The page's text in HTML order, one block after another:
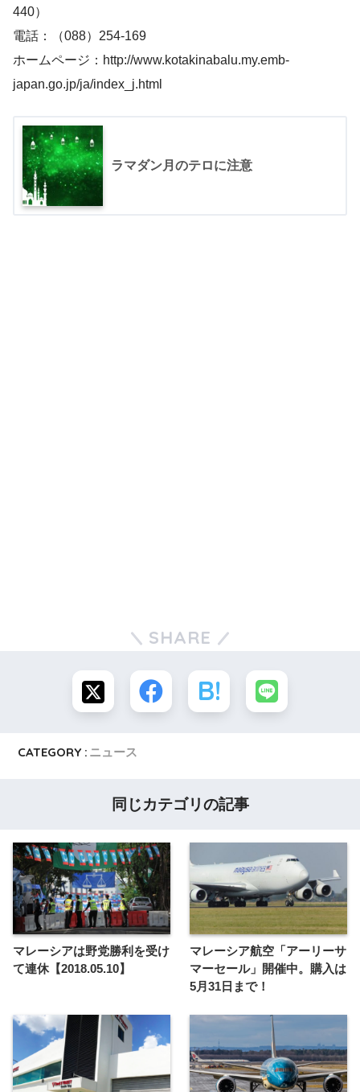
440）
電話：（088）254-169
ホームページ：http://www.kotakinabalu.my.emb-
japan.go.jp/ja/index_j.html
ラマダン月のテロに注意
SHARE
CATEGORY : ニュース
同じカテゴリの記事
マレーシアは野党勝利を受け
て連休【2018.05.10】
マレーシア航空「アーリーサ
マーセール」開催中。購入は
5月31日まで！